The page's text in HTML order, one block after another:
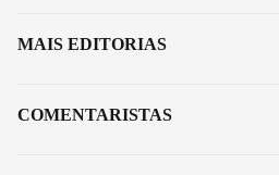
MAIS EDITORIAS
COMENTARISTAS